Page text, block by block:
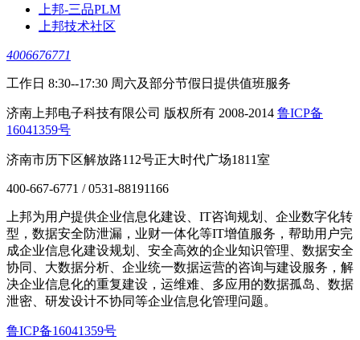
上邦-三品PLM
上邦技术社区
4006676771
工作日 8:30--17:30 周六及部分节假日提供值班服务
济南上邦电子科技有限公司 版权所有 2008-2014 鲁ICP备
16041359号
济南市历下区解放路112号正大时代广场1811室
400-667-6771 / 0531-88191166
上邦为用户提供企业信息化建设、IT咨询规划、企业数字化转
型，数据安全防泄漏，业财一体化等IT增值服务，帮助用户完
成企业信息化建设规划、安全高效的企业知识管理、数据安全
协同、大数据分析、企业统一数据运营的咨询与建设服务，解
决企业信息化的重复建设，运维难、多应用的数据孤岛、数据
泄密、研发设计不协同等企业信息化管理问题。
鲁ICP备16041359号